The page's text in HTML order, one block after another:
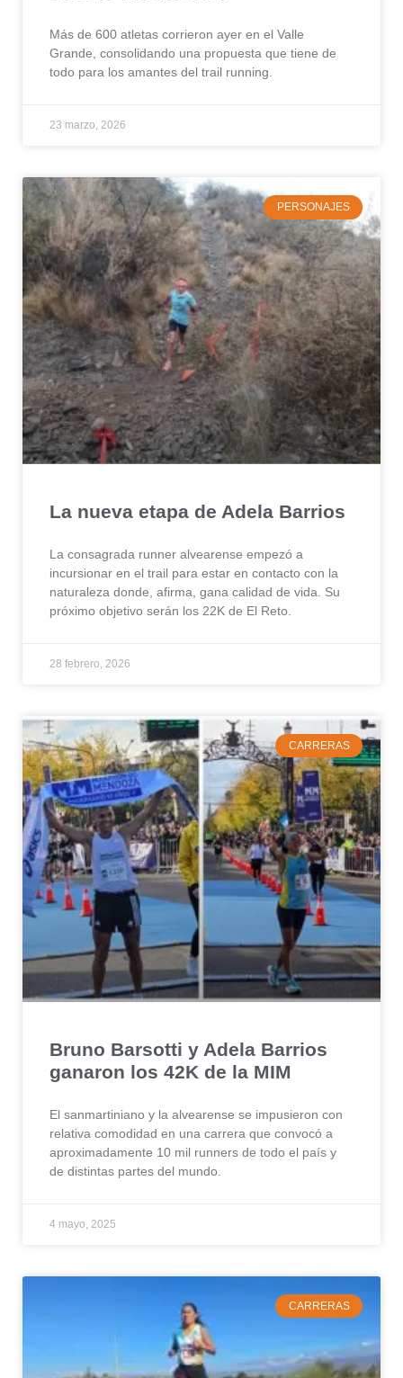
Más de 600 atletas corrieron ayer en el Valle
Grande, consolidando una propuesta que tiene de
todo para los amantes del trail running.
23 marzo, 2026
PERSONAJES
La nueva etapa de Adela Barrios
La consagrada runner alvearense empezó a
incursionar en el trail para estar en contacto con la
naturaleza donde, afirma, gana calidad de vida. Su
próximo objetivo serán los 22K de El Reto.
28 febrero, 2026
CARRERAS
Bruno Barsotti y Adela Barrios
ganaron los 42K de la MIM
El sanmartiniano y la alvearense se impusieron con
relativa comodidad en una carrera que convocó a
aproximadamente 10 mil runners de todo el país y
de distintas partes del mundo.
4 mayo, 2025
CARRERAS